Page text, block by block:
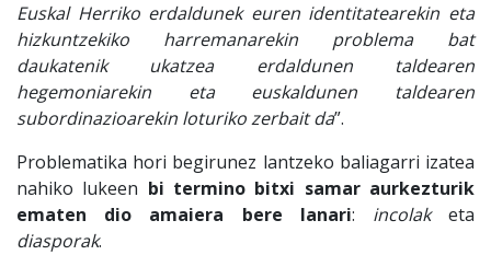
Euskal Herriko erdaldunek euren identitatearekin eta
hizkuntzekiko harremanarekin problema bat
daukatenik ukatzea erdaldunen taldearen
hegemoniarekin eta euskaldunen taldearen
subordinazioarekin loturiko zerbait da”.
Problematika hori begirunez lantzeko baliagarri izatea
nahiko lukeen bi termino bitxi samar aurkezturik
ematen dio amaiera bere lanari: incolaketa
diasporak.